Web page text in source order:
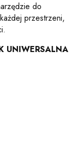
do
przestrzeni,
UNIWERSALNA